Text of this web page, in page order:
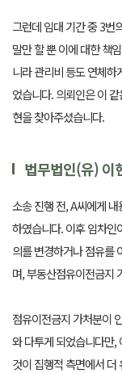
그런데 임대 기간 중 3번
말만 할 뿐 이에 대한 책
니라 관리비 등도 연체
었습니다. 의뢰인은 이
현을 찾아주셨습니다.
법무법인(유) 이
소송 진행 전, A씨에게
하였습니다. 이후 임차인
의를 변경하거나 점유를
며, 부동산점유이전금지
점유이전금지 가처분이
와 다투게 되었습니다만,
것이 집행적 측면에서 더